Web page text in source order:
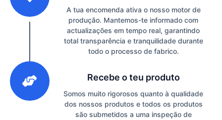
A tua encomenda ativa o nosso motor de
produção. Mantemos-te informado com
actualizações em tempo real, garantindo
total transparência e tranquilidade durante
todo o processo de fabrico.
Recebe o teu produto
Somos muito rigorosos quanto à qualidade
dos nossos produtos e todos os produtos
são submetidos a uma inspeção de